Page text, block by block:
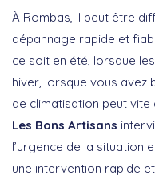
À Rombas, il peut être
dépannage rapide et
ce soit en été, lorsque
hiver, lorsque vous avez
de climatisation peut vite
Les Bons Artisans
l’urgence de la situation
une intervention rapide